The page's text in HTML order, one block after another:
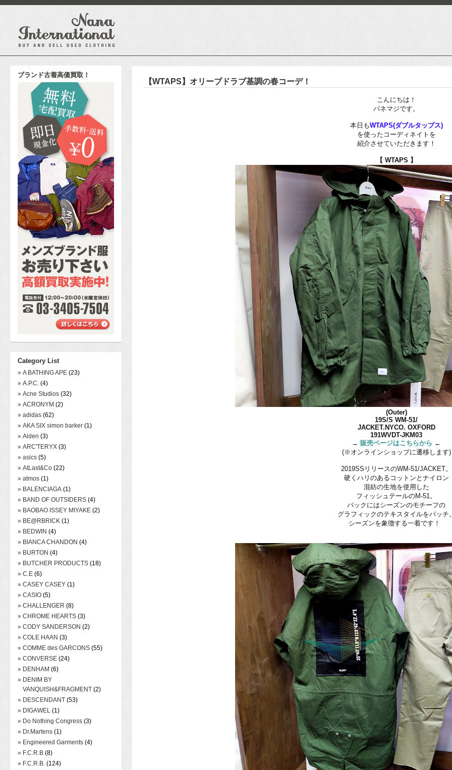
ブランド古着高価買取！
Category List
» A BATHING APE (23)
» A.P.C. (4)
» Acne Studios (32)
» ACRONYM (2)
» adidas (62)
» AKA SIX simon barker (1)
» Alden (3)
» ARC'TERYX (3)
» asics (5)
» AtLast&Co (22)
» atmos (1)
» BALENCIAGA (1)
» BAND OF OUTSIDERS (4)
» BAOBAO ISSEY MIYAKE (2)
» BE@RBRICK (1)
» BEDWIN (4)
» BIANCA CHANDON (4)
» BURTON (4)
» BUTCHER PRODUCTS (18)
» C.E (6)
» CASEY CASEY (1)
» CASIO (5)
» CHALLENGER (8)
» CHROME HEARTS (3)
» CODY SANDERSON (2)
» COLE HAAN (3)
» COMME des GARCONS (55)
» CONVERSE (24)
» DENHAM (6)
» DENIM BY
VANQUISH&FRAGMENT (2)
» DESCENDANT (53)
» DIGAWEL (1)
» Do Nothing Congress (3)
» Dr.Martens (1)
» Engineered Garments (4)
» F.C.R.B (8)
» F.C.R.B. (124)
【WTAPS】オリーブドラブ基調の春コーデ！
こんにちは！
パネマジです。
本日もWTAPS(ダブルタップス)
を使ったコーディネイトを
紹介させていただきます！
【 WTAPS 】
(Outer)
19S/S WM-51/
JACKET.NYCO. OXFORD
191WVDT-JKM03
→販売ページはこちらから ←
(※オンラインショップに遷移します)
2019SSリリースのWM-51/JACKET。
硬くハリのあるコットンとナイロン
混紡の生地を使用した
フィッシュテールのM-51。
バックにはシーズンのモチーフの
グラフィックのテキスタイルをパッチ
シーズンを象徴する一着です！